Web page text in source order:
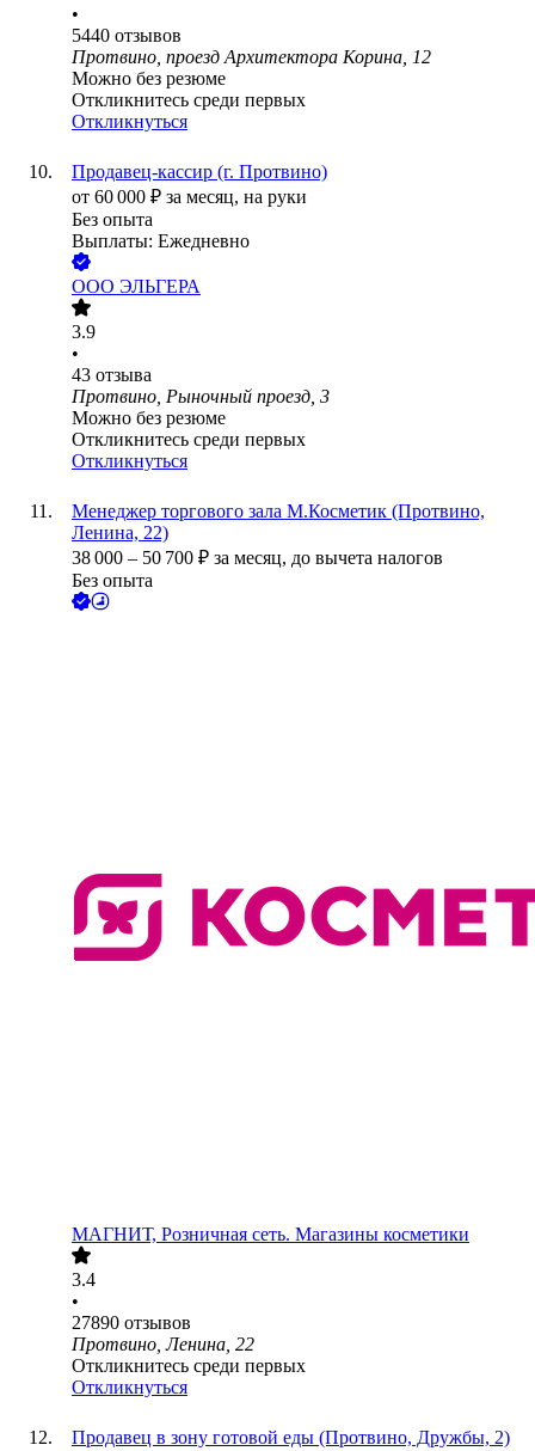
•
5440 отзывов
Протвино, проезд Архитектора Корина, 12
Можно без резюме
Откликнитесь среди первых
Откликнуться
Продавец-кассир (г. Протвино)
от 60 000 ₽ за месяц, на руки
Без опыта
Выплаты: Ежедневно
ООО ЭЛЬГЕРА
3.9
•
43 отзыва
Протвино, Рыночный проезд, 3
Можно без резюме
Откликнитесь среди первых
Откликнуться
Менеджер торгового зала М.Косметик (Протвино,
Ленина, 22)
38 000 – 50 700 ₽ за месяц, до вычета налогов
Без опыта
МАГНИТ, Розничная сеть. Магазины косметики
3.4
•
27890 отзывов
Протвино, Ленина, 22
Откликнитесь среди первых
Откликнуться
Продавец в зону готовой еды (Протвино, Дружбы, 2)